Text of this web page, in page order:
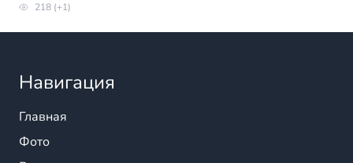
218 (+1)
Навигация
Главная
Фото